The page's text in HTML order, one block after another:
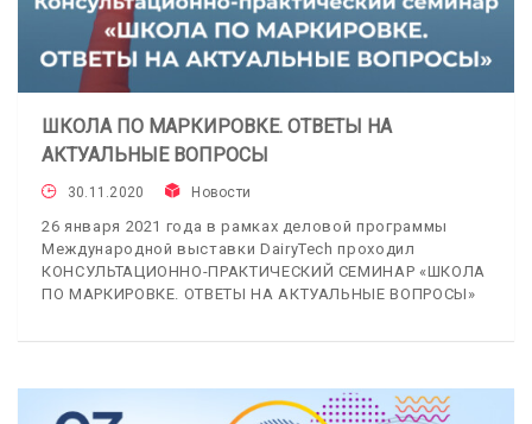
ШКОЛА ПО МАРКИРОВКЕ. ОТВЕТЫ НА
АКТУАЛЬНЫЕ ВОПРОСЫ
30.11.2020 Новости
26 января 2021 года в рамках деловой программы
Международной выставки DairyTech проходил
КОНСУЛЬТАЦИОННО-ПРАКТИЧЕСКИЙ СЕМИНАР «ШКОЛА
ПО МАРКИРОВКЕ. ОТВЕТЫ НА АКТУАЛЬНЫЕ ВОПРОСЫ»